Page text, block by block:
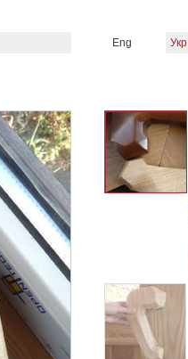
Eng Укр